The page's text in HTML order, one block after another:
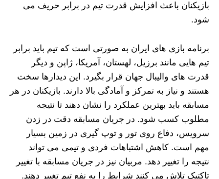
بازیکنان باعث افزایش قدرت تیم در برابر حریف می‌
شود.
برنامه بازی‌ های ایران به صورتی است که تیم باید برابر
تیم‌ هایی مانند برزیل، لهستان، آمریکا، ژاپن و دیگر
قدرت‌ های والیبال جهان قرار بگیرد. این دیدارها سخت
هستند و نیاز به تمرکز و آمادگی بالا دارند. بازیکنان در هر
مسابقه باید بهترین عملکرد را نشان دهند تا نتیجه
مطلوب کسب شود. در جریان مسابقه دقت در زدن
سرویس، دفاع روی تور و توپ‌ گیری در زمین بسیار
مهم است. کاهش اشتباهات فردی و تیمی می‌ تواند
نتیجه را تغییر دهد. مربیان نیز در جریان مسابقه با تغییر
تاکتیک تلاش می‌ کنند شرایط را به نفع تیم تغییر دهند.